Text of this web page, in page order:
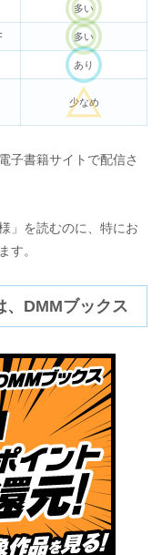
多い
多い
あり
少なめ
子書籍サイトで配信さ
」を読むのに、特にお
す。
、DMMブックス